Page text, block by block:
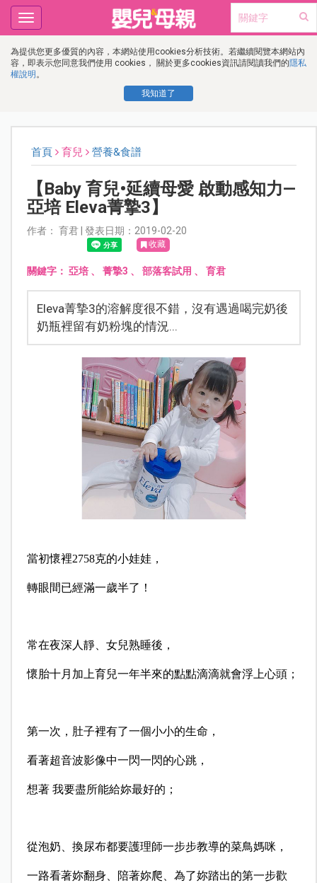
為提供您更多優質的內容，本網站使用cookies分析技術。若繼續閱覽本網站內
容，即表示您同意我們使用 cookies， 關於更多cookies資訊請閱讀我們的隱私
權說明 。
我知道了
Toggle
navigation
首頁 育兒 營養&食譜
【Baby 育兒•延續母愛 啟動感知力—
亞培 Eleva菁摯3】
作者： 育君 | 發表日期：2019-02-20
收藏
關鍵字： 亞培、 菁摯3 、 部落客試用 、 育君
Eleva菁摯3的溶解度很不錯，沒有遇過喝完奶後
奶瓶裡留有奶粉塊的情況...
當初懷裡2758克的小娃娃，
轉眼間已經滿一歲半了！
常在夜深人靜、女兒熟睡後，
懷胎十月加上育兒一年半來的點點滴滴就會浮上心頭；
第一次，肚子裡有了一個小小的生命，
看著超音波影像中一閃一閃的心跳，
想著 我要盡所能給妳最好的；
從泡奶、換尿布都要護理師一步步教導的菜鳥媽咪，
一路看著妳翻身、陪著妳爬、為了妳踏出的第一步歡